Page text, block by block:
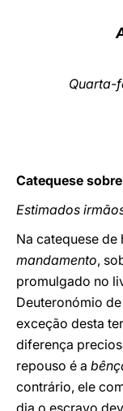
Quarta-
Catequese
Estimados
Na catequese
mandamento,
promulgado no
Deuteronómio
exceção desta
diferença
repouso é a
contrário, ele
dia o escravo